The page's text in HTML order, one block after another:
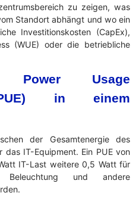
zu zeigen, was
Standort abhängt und wo ein
Investitionskosten (CapEx),
(WUE) oder die betriebliche
Power Usage
in einem
der Gesamtenergie des
IT-Equipment. Ein PUE von
IT-Last weitere 0,5 Watt für
Beleuchtung und andere